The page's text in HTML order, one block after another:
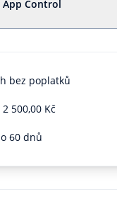
App Control
bez poplatků
500,00 Kč
60 dnů